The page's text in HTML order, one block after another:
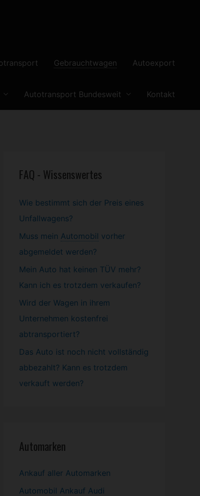
Gebrauchtwagen Autoexport
Autotransport Bundesweit Kontakt
FAQ - Wissenswertes
Wie bestimmt sich der Preis eines
Unfallwagens?
Muss mein Automobil vorher
abgemeldet werden?
Mein Auto hat keinen TÜV mehr?
Kann ich es trotzdem verkaufen?
Wird der Wagen in ihrem
Unternehmen kostenfrei
abtransportiert?
Das Auto ist noch nicht vollständig
abbezahlt? Kann es trotzdem
verkauft werden?
Automarken
Ankauf aller Automarken
Automobil Ankauf Audi